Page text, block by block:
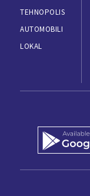
TEHNOPOLIS
AUTOMOBILI
LOKAL